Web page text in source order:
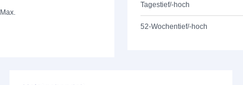
Max.
Tagestief/-hoch
52-Wochentief/-hoch